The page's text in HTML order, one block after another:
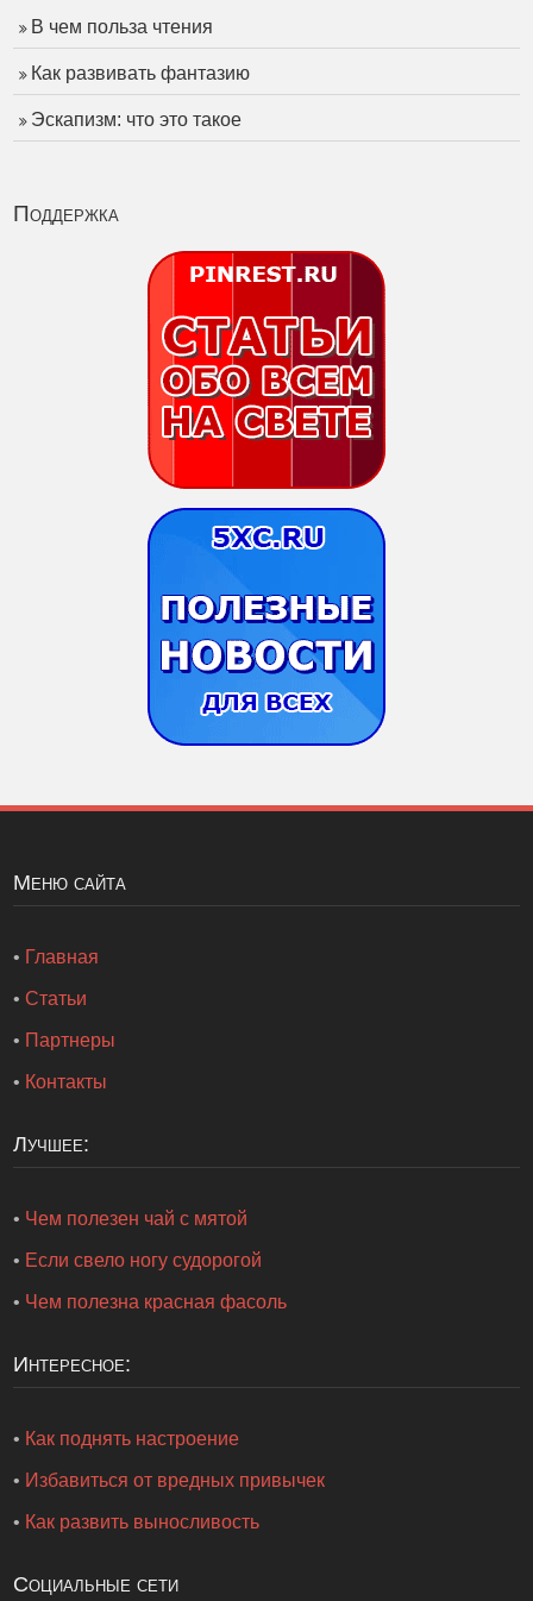
В чем польза чтения
Как развивать фантазию
Эскапизм: что это такое
Поддержка
Меню сайта
• Главная
•Статьи
• Партнеры
• Контакты
Лучшее:
• Чем полезен чай с мятой
• Если свело ногу судорогой
• Чем полезна красная фасоль
Интересное:
• Как поднять настроение
• Избавиться от вредных привычек
• Как развить выносливость
Социальные сети